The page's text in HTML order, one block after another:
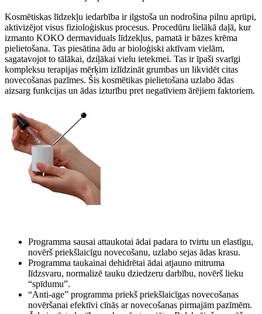
Kosmētiskas līdzekļu iedarbība ir ilgstoša un nodrošina pilnu aprūpi,
aktivizējot visus fizioloģiskus procesus. Procedūru lielākā daļā, kur
izmanto KOKO dermaviduals līdzekļus, pamatā ir bāzes krēma
pielietošana. Tas piesātina ādu ar bioloģiski aktīvam vielām,
sagatavojot to tālākai, dziļākai vielu ietekmei. Tas ir īpaši svarīgi
kompleksu terapijas mērķim izlīdzināt grumbas un likvidēt citas
novecošanas pazīmes. Šis kosmētikas pielietošana uzlabo ādas
aizsarg funkcijas un ādas izturību pret negatīviem ārējiem faktoriem.
Programma sausai attaukotai ādai padara to tvirtu un elastīgu,
novērš priekšlaicīgu novecošanu, uzlabo sejas ādas krasu.
Programma taukainai dehidrētai ādai atjauno mitruma
līdzsvaru, normalizē tauku dziedzeru darbību, novērš lieku
“spīdumu”.
“Anti-age” programma priekš priekšlaicīgas novecošanas
novēršanai efektīvi cīnās ar novecošanas pirmajām pazīmēm.